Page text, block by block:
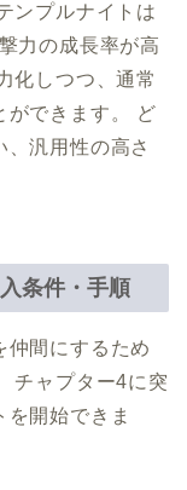
ンプルナイトは
力の成長率が高
化しつつ、通常
ができます。 ど
汎用性の高さ
条件・手順
仲間にするため
チャプター4に突
を開始できま